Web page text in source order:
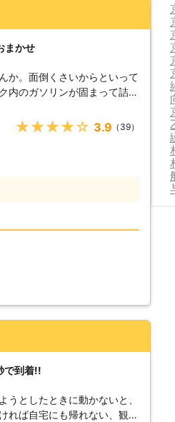
まかせ
か。面倒くさいからといって
内のガソリンが固まって詰ま
のバッテリー上がりはすぐに
●車のバッテリ
テリーが上がってしまうの
ッテリー内の電気がなくなっ
に気が付くので、時間的に
ぜひ弊社をご利用ください
★★★★★ 3.9 （39）
で到着!!
としたときに動かないと、
れば自宅にも帰れない、観光